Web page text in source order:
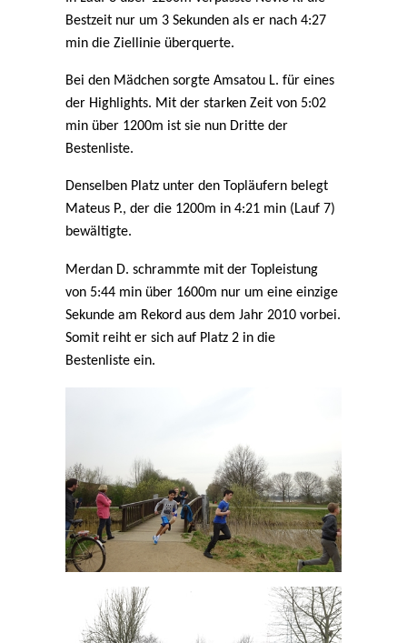
Bestzeit nur um 3 Sekunden als er nach 4:27
min die Ziellinie überquerte.
Bei den Mädchen sorgte Amsatou L. für eines
der Highlights. Mit der starken Zeit von 5:02
min über 1200m ist sie nun Dritte der
Bestenliste.
Denselben Platz unter den Topläufern belegt
Mateus P., der die 1200m in 4:21 min (Lauf 7)
bewältigte.
Merdan D. schrammte mit der Topleistung
von 5:44 min über 1600m nur um eine einzige
Sekunde am Rekord aus dem Jahr 2010 vorbei.
Somit reiht er sich auf Platz 2 in die
Bestenliste ein.